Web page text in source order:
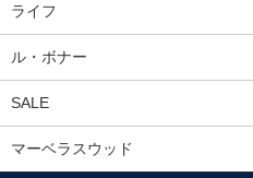
ライフ
ル・ボナー
SALE
マーベラスウッド